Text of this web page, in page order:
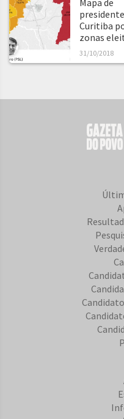
Mapa de
Curitiba
zonas
31/10/2018